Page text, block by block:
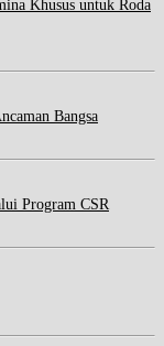
Khusus untuk Roda
Bangsa
Program CSR